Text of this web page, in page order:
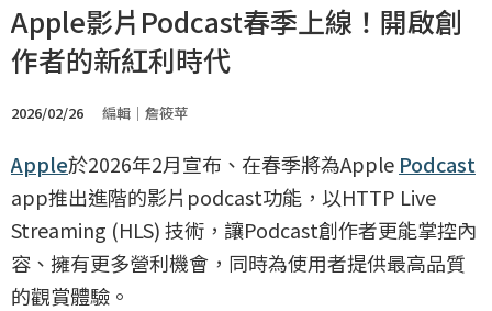
Apple影片Podcast春季上線！開啟創
作者的新紅利時代
2026/02/26 編輯｜詹筱苹
Apple於2026年2月宣布、在春季將為Apple Podcast
app推出進階的影片podcast功能，以HTTP Live
Streaming (HLS) 技術，讓Podcast創作者更能掌控內
容、擁有更多營利機會，同時為使用者提供最高品質
的觀賞體驗。